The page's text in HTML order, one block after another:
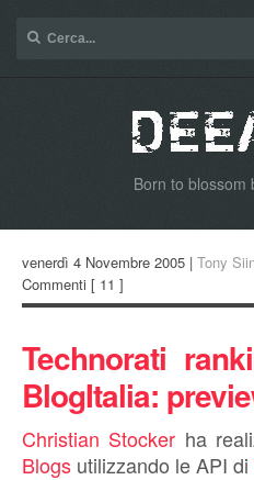
Born to blossom
venerdì 4 Novembre 2005 | Tony
Commenti [ 11 ]
Technorati
BlogItalia:
Christian Stocker ha
Blogs utilizzando le API di